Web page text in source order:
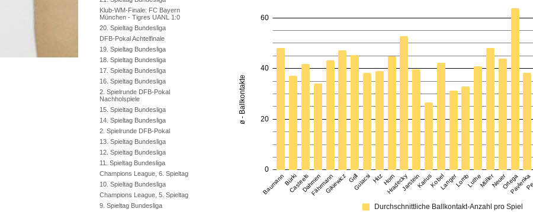
Klub-WM-Finale: FC Bayern
München - Tigres UANL 1:0
20. Spieltag Bundesliga
DFB-Pokal Achtelfinale
19. Spieltag Bundesliga
18. Spieltag Bundesliga
17. Spieltag Bundesliga
16. Spieltag Bundesliga
2. Spielrunde DFB-Pokal
Nachholspiele
15. Spieltag Bundesliga
14. Spieltag Bundesliga
2. Spielrunde DFB-Pokal
13. Spieltag Bundesliga
12. Spieltag Bundesliga
11. Spieltag Bundesliga
Champions League, 6. Spieltag
10. Spieltag Bundesliga
Champions League, 5. Spieltag
9. Spieltag Bundesliga